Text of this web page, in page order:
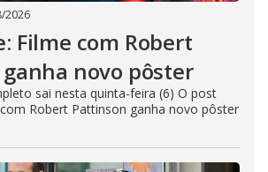
2026
Filme com Robert
novo pôster
sai nesta quinta-feira (6) O post
Robert Pattinson ganha novo pôster